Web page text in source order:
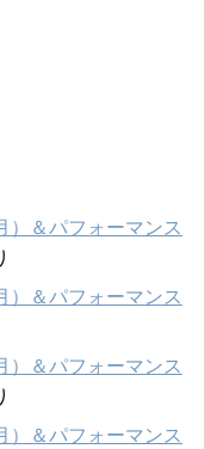
）＆パフォーマンス
）＆パフォーマンス
）＆パフォーマンス
）＆パフォーマンス